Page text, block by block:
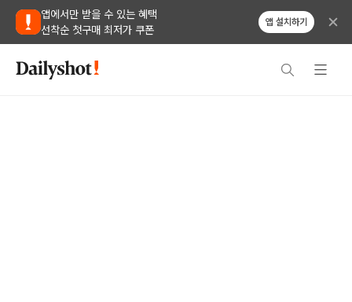
앱에서만 받을 수 있는 혜택
선착순 첫구매 최저가 쿠폰
앱 설치하기